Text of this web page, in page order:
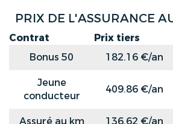
PRIX DE L'ASSURANCE
Contrat Prix tiers
Bonus 50
182.16 €/an
Jeune
conducteur
409.86 €/an
Assuré au km 136.62 €/an